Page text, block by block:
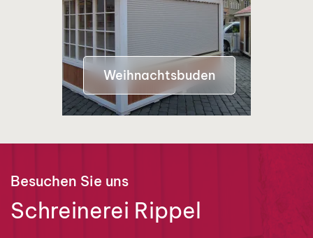
Weihnachtsbuden
Besuchen Sie uns
Schreinerei Rippel